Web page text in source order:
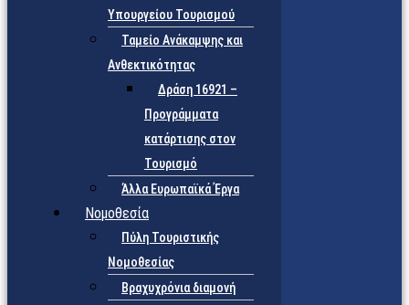
Υπουργείου Τουρισμού
Ταμείο Ανάκαμψης και
Ανθεκτικότητας
Δράση 16921 –
Προγράμματα
κατάρτισης στον
Τουρισμό
Άλλα Ευρωπαϊκά Έργα
Νομοθεσία
Πύλη Τουριστικής
Νομοθεσίας
Βραχυχρόνια διαμονή